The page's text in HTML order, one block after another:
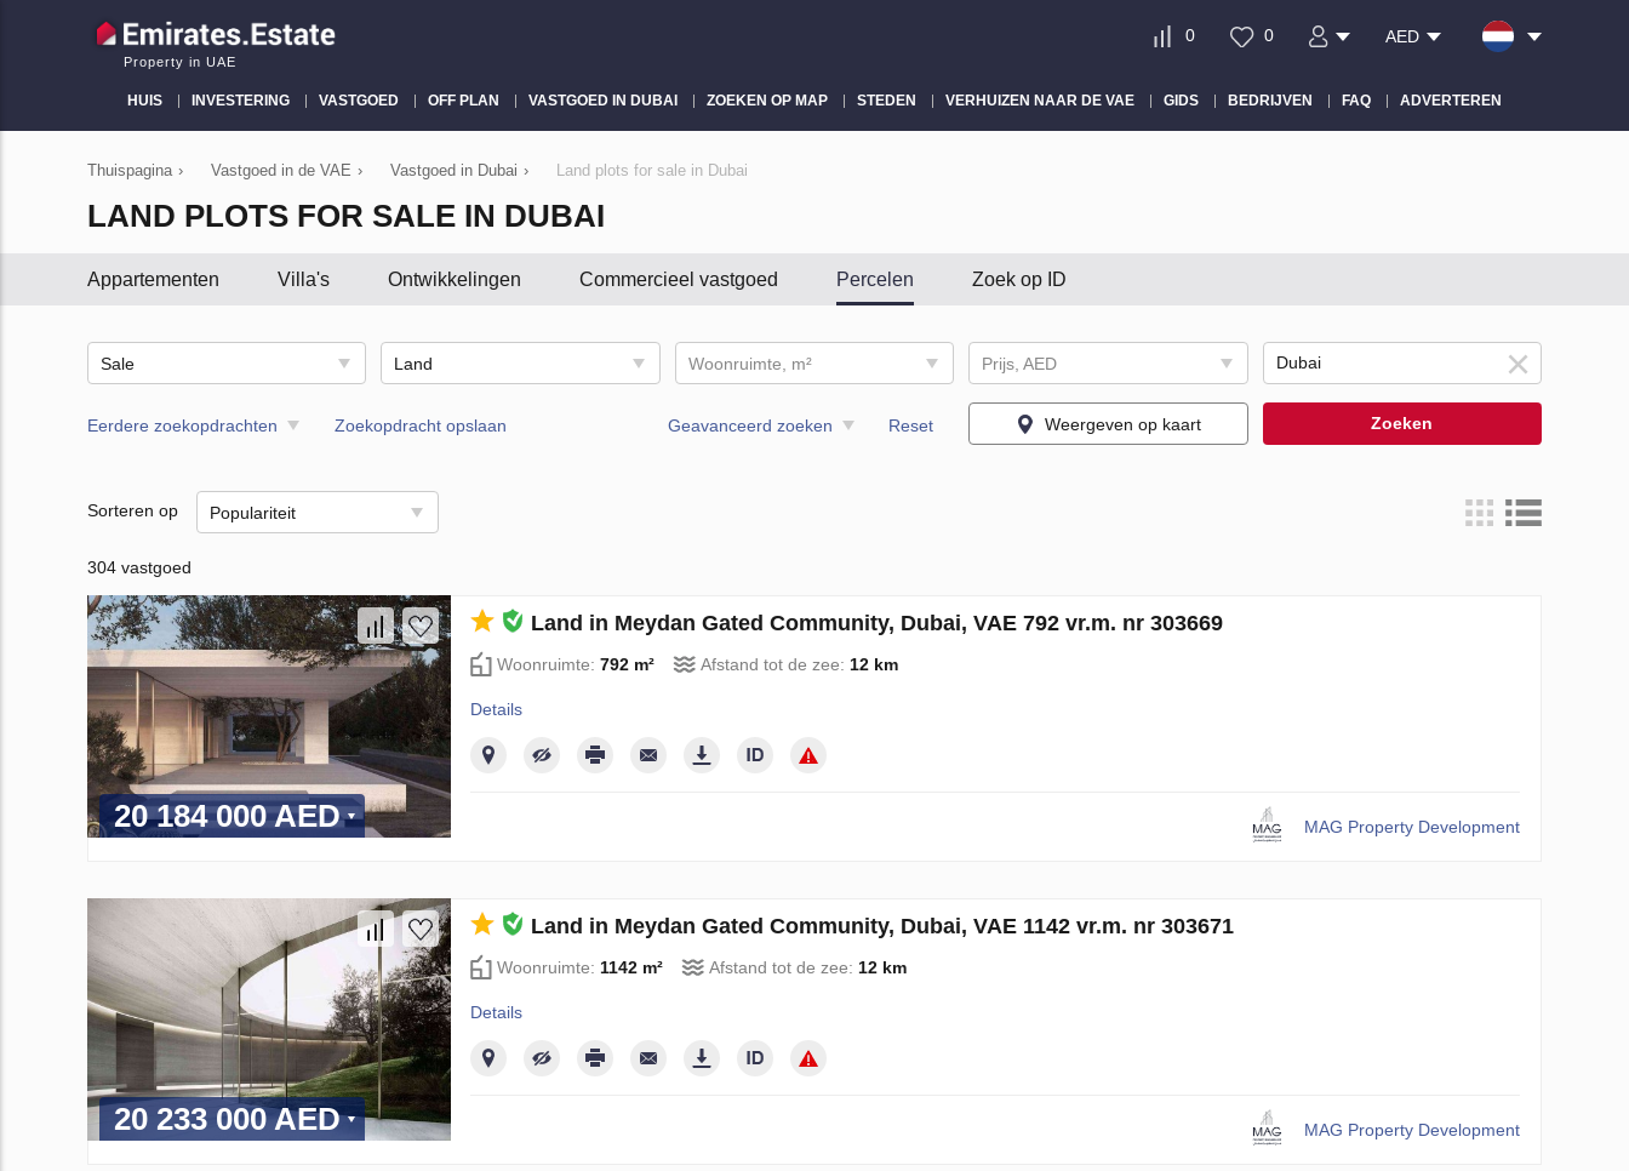
Property in UAE
0 0 AED
HUIS INVESTERING VASTGOED OFF PLAN VASTGOED IN DUBAI ZOEKEN OP MAP STEDEN VERHUIZEN NAAR DE VAE GIDS BEDRIJVEN FAQ ADVERTEREN
Thuispagina › Vastgoed in de VAE › Vastgoed in Dubai › Land plots for sale in Dubai
LAND PLOTS FOR SALE IN DUBAI
Appartementen Villa's Ontwikkelingen Commercieel vastgoed Percelen Zoek op ID
Sale Land Woonruimte, m² Prijs, AED
Eerdere zoekopdrachten Zoekopdracht opslaan Geavanceerd zoeken Reset Weergeven op kaart Zoeken
Sorteren op Populariteit
304 vastgoed
20 184 000 AED
Land in Meydan Gated Community, Dubai, VAE 792 vr.m. nr 303669
Woonruimte: 792 m² Afstand tot de zee: 12 km
Details
MAG Property Development
20 233 000 AED
Land in Meydan Gated Community, Dubai, VAE 1142 vr.m. nr 303671
Woonruimte: 1142 m² Afstand tot de zee: 12 km
Details
MAG Property Development